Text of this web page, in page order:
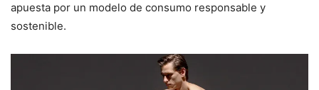
apuesta por un modelo de consumo responsable y
sostenible.